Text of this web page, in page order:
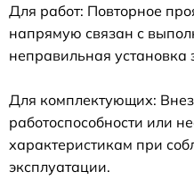
Для работ: Повторное
напрямую связан с
неправильная установка
Для комплектующих:
работоспособности или
характеристикам при
эксплуатации.